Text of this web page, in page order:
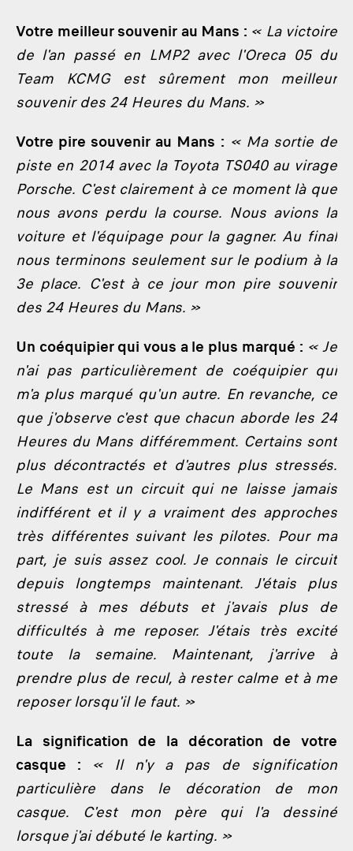
Votre meilleur souvenir au Mans : « La victoire
de l'an passé en LMP2 avec l'Oreca 05 du
Team KCMG est sûrement mon meilleur
souvenir des 24 Heures du Mans. »
Votre pire souvenir au Mans : « Ma sortie de
piste en 2014 avec la Toyota TS040 au virage
Porsche. C'est clairement à ce moment là que
nous avons perdu la course. Nous avions la
voiture et l'équipage pour la gagner. Au final
nous terminons seulement sur le podium à la
3e place. C'est à ce jour mon pire souvenir
des 24 Heures du Mans. »
Un coéquipier qui vous a le plus marqué : « Je
n'ai pas particulièrement de coéquipier qui
m'a plus marqué qu'un autre. En revanche, ce
que j'observe c'est que chacun aborde les 24
Heures du Mans différemment. Certains sont
plus décontractés et d'autres plus stressés.
Le Mans est un circuit qui ne laisse jamais
indifférent et il y a vraiment des approches
très différentes suivant les pilotes. Pour ma
part, je suis assez cool. Je connais le circuit
depuis longtemps maintenant. J'étais plus
stressé à mes débuts et j'avais plus de
difficultés à me reposer. J'étais très excité
toute la semaine. Maintenant, j'arrive à
prendre plus de recul, à rester calme et à me
reposer lorsqu'il le faut. »
La signification de la décoration de votre
casque : « Il n'y a pas de signification
particulière dans le décoration de mon
casque. C'est mon père qui l'a dessiné
lorsque j'ai débuté le karting. »